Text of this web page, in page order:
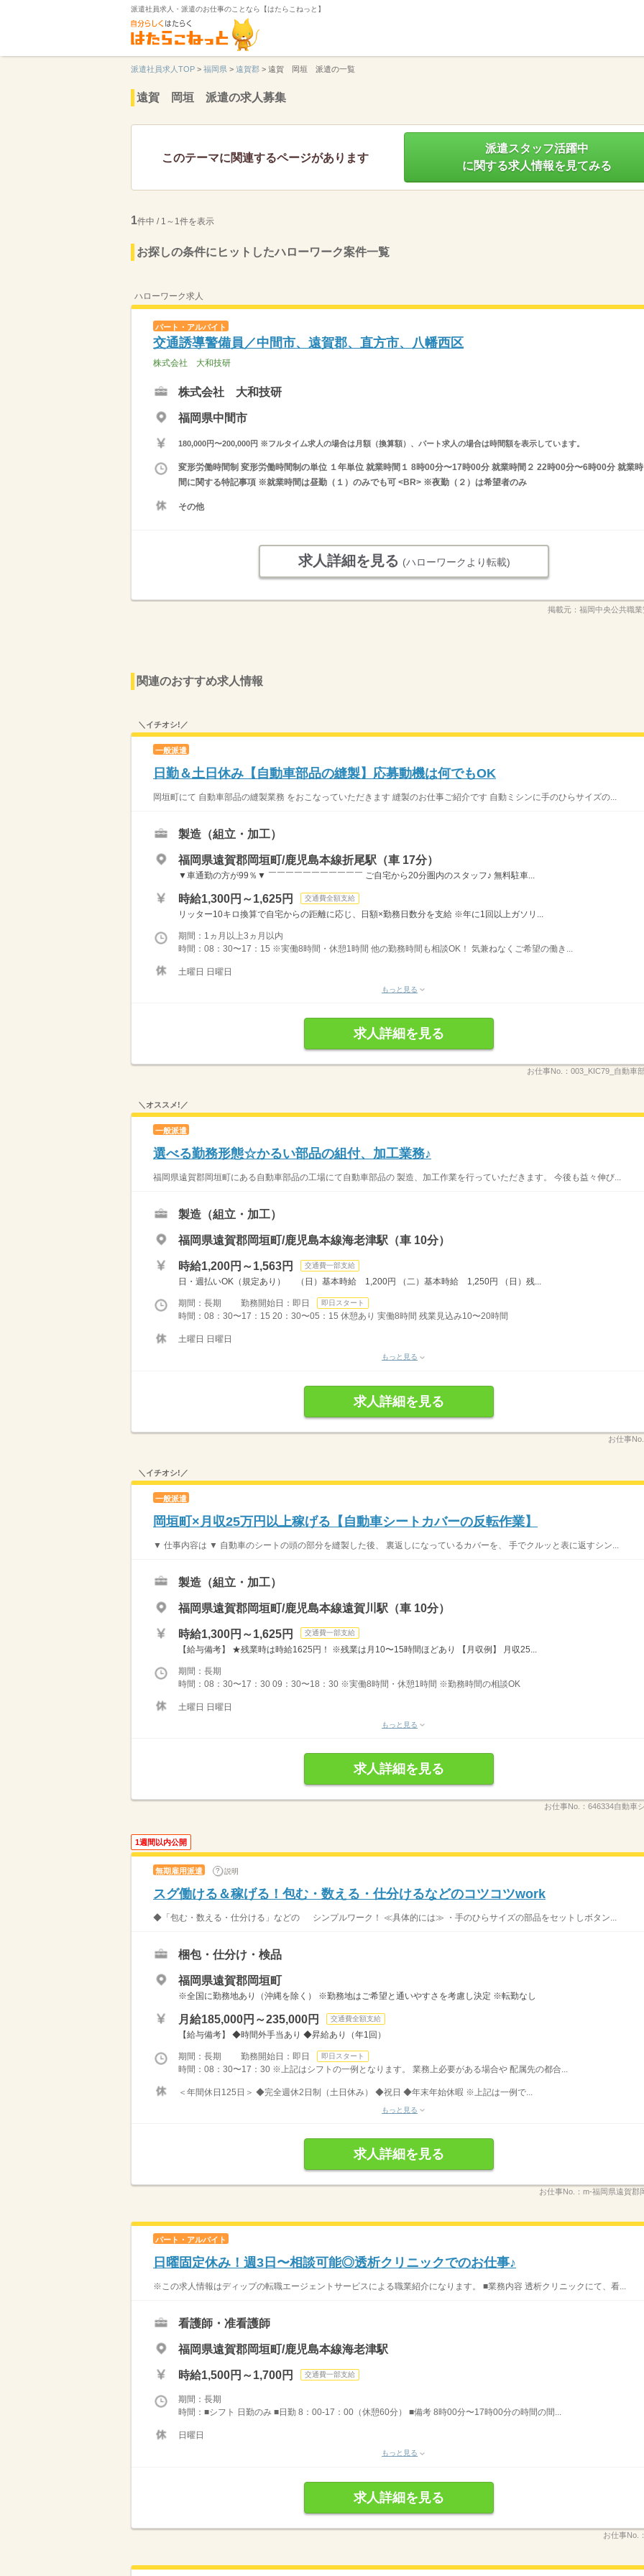
派遣社員求人・派遣のお仕事のことなら【はたらこねっと】
派遣社員求人TOP > 福岡県 > 遠賀郡 > 遠賀 岡垣 派遣の一覧
遠賀 岡垣 派遣の求人募集
このテーマに関連するページがあります
派遣スタッフ活躍中
に関する求人情報を見てみる
1件中 / 1～1件を表示
お探しの条件にヒットしたハローワーク案件一覧
ハローワーク求人
パート・アルバイト
交通誘導警備員／中間市、遠賀郡、直方市、八幡西区
株式会社 大和技研
株式会社 大和技研
福岡県中間市
180,000円〜200,000円 ※フルタイム求人の場合は月額（換算額）、パート求人の場合は時間額を表示しています。
変形労働時間制 変形労働時間制の単位 １年単位 就業時間１ 8時00分〜17時00分 就業時間２ 22時00分〜6時00分 就業時
間に関する特記事項 ※就業時間は昼勤（１）のみでも可 <BR> ※夜勤（２）は希望者のみ
その他
求人詳細を見る (ハローワークより転載)
掲載元： 福岡中央公共職
関連のおすすめ求人情報
＼イチオシ!／
一般派遣
日勤＆土日休み【自動車部品の縫製】応募動機は何でもOK
岡垣町にて 自動車部品の縫製業務 をおこなっていただきます 縫製のお仕事ご紹介です 自動ミシンに手のひらサイズの...
製造（組立・加工）
福岡県遠賀郡岡垣町/鹿児島本線折尾駅（車 17分）
▼車通勤の方が99％▼ ￣￣￣￣￣￣￣￣￣￣￣ ご自宅から20分圏内のスタッフ♪ 無料駐車...
時給1,300円～1,625円 交通費全額支給
リッター10キロ換算で自宅からの距離に応じ、日額×勤務日数分を支給 ※年に1回以上ガソリ...
期間：1ヵ月以上3ヵ月以内
時間：08：30〜17：15 ※実働8時間・休憩1時間 他の勤務時間も相談OK！ 気兼ねなくご希望の働き...
土曜日 日曜日
もっと見る
求人詳細を見る
お仕事No.： 003_KIC79_自動車
＼オススメ!／
一般派遣
選べる勤務形態☆かるい部品の組付、加工業務♪
福岡県遠賀郡岡垣町にある自動車部品の工場にて自動車部品の 製造、加工作業を行っていただきます。 今後も益々伸び...
製造（組立・加工）
福岡県遠賀郡岡垣町/鹿児島本線海老津駅（車 10分）
時給1,200円～1,563円 交通費一部支給
日・週払いOK（規定あり） （日）基本時給 1,200円 （二）基本時給 1,250円 （日）残...
期間：長期 勤務開始日：即日 即日スタート
時間：08：30〜17：15 20：30〜05：15 休憩あり 実働8時間 残業見込み10〜20時間
土曜日 日曜日
もっと見る
求人詳細を見る
お仕事No.
＼イチオシ!／
一般派遣
岡垣町×月収25万円以上稼げる【自動車シートカバーの反転作業】
▼ 仕事内容は ▼ 自動車のシートの頭の部分を縫製した後、 裏返しになっているカバーを、 手でクルッと表に返すシン...
製造（組立・加工）
福岡県遠賀郡岡垣町/鹿児島本線遠賀川駅（車 10分）
時給1,300円～1,625円 交通費一部支給
【給与備考】 ★残業時は時給1625円！ ※残業は月10〜15時間ほどあり 【月収例】 月収25...
期間：長期
時間：08：30〜17：30 09：30〜18：30 ※実働8時間・休憩1時間 ※勤務時間の相談OK
土曜日 日曜日
もっと見る
求人詳細を見る
お仕事No.： 646334自動車
1週間以内公開
無期雇用派遣 説明
スグ働ける＆稼げる！包む・数える・仕分けるなどのコツコツwork
◆「包む・数える・仕分ける」などの シンプルワーク！ ≪具体的には≫ ・手のひらサイズの部品をセットしボタン...
梱包・仕分け・検品
福岡県遠賀郡岡垣町
※全国に勤務地あり（沖縄を除く） ※勤務地はご希望と通いやすさを考慮し決定 ※転勤なし
月給185,000円～235,000円 交通費全額支給
【給与備考】 ◆時間外手当あり ◆昇給あり（年1回）
期間：長期 勤務開始日：即日 即日スタート
時間：08：30〜17：30 ※上記はシフトの一例となります。 業務上必要がある場合や 配属先の都合...
＜年間休日125日＞ ◆完全週休2日制（土日休み） ◆祝日 ◆年末年始休暇 ※上記は一例で...
もっと見る
求人詳細を見る
お仕事No.： m-福岡県遠賀郡
パート・アルバイト
日曜固定休み！週3日〜相談可能◎透析クリニックでのお仕事♪
※この求人情報はディップの転職エージェントサービスによる職業紹介になります。 ■業務内容 透析クリニックにて、看...
看護師・准看護師
福岡県遠賀郡岡垣町/鹿児島本線海老津駅
時給1,500円～1,700円 交通費一部支給
期間：長期
時間：■シフト 日勤のみ ■日勤 8：00-17：00（休憩60分） ■備考 8時00分〜17時00分の時間の間...
日曜日
もっと見る
求人詳細を見る
お仕事No.：